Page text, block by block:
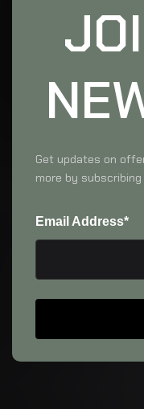
Get updates on
more by
Email Address*